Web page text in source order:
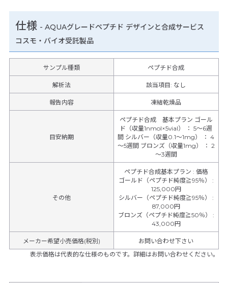
仕様 - AQUAグレードペプチド デザインと合成サービス
コスモ・バイオ受託製品
サンプル種類 ペプチド合成
解析法 該当項目: なし
報告内容 凍結乾燥品
目安納期
ペプチド合成 基本プラン ゴール
ド（収量1nmol×5vial） ： 5～6週
間 シルバー（収量0.1～1mg） ： 4
～5週間 ブロンズ（収量1mg） ： 2
～3週間
その他
ペプチド合成基本プラン : 価格
ゴールド（ペプチド純度≧95％） :
125,000円
シルバー（ペプチド純度≧95％） :
87,000円
ブロンズ（ペプチド純度≧50％） :
43,000円
メーカー希望小売価格(税別)
お問い合わせ下さい
表示価格は代表的な仕様のものです。詳細はお問い合わせください。